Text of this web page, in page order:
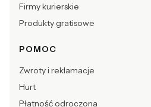
Firmy kurierskie
Produkty gratisowe
POMOC
Zwroty i reklamacje
Hurt
Płatność odroczona